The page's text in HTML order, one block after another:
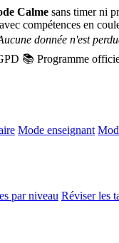
Calme sans timer ni
avec compétences en
donnée n'est
📚 Programme
Mode enseignant
par niveau Réviser les